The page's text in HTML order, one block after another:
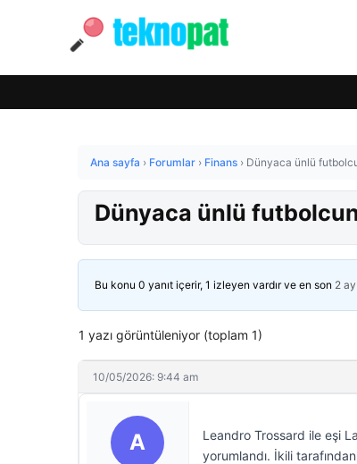
Ana sayfa › Forumlar › Finans › Dünyaca ünlü
Dünyaca ünlü
Bu konu 0 yanıt içerir, 1 izleyen vardır ve en son 2
1 yazı görüntüleniyor (toplam 1)
10/05/2026: 9:44 am
A
Leandro Trossard ile eşi
yorumlandı. İkili